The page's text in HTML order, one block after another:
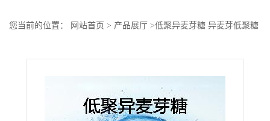
您当前的位置： 网站首页 > 产品展厅 >低聚异麦芽糖 异麦芽低聚糖